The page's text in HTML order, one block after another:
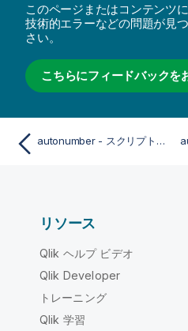
このページまたはコンテンツ
技術的エラーなどの問題が見
さい。
こちらにフィードバックを
autonumber - スクリプト関数
リソース
Qlik ヘルプ ビデオ
Qlik Developer
トレーニング
Qlik 学習